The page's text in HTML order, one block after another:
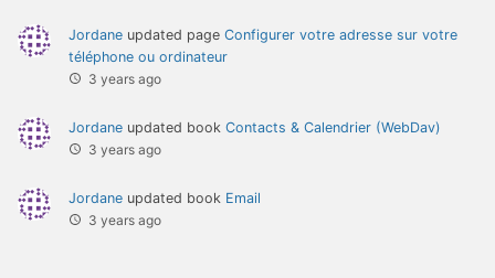
Jordane updated page Configurer votre adresse sur votre
téléphone ou ordinateur
3 years ago
Jordane updated book Contacts & Calendrier (WebDav)
3 years ago
Jordane updated book Email
3 years ago